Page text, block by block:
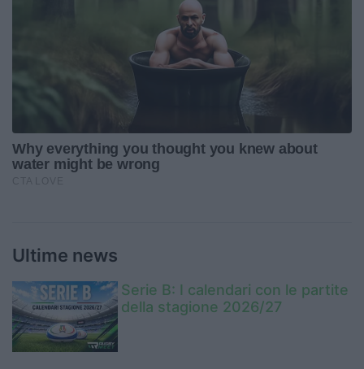
Ultime news
Serie B: I calendari con le partite
della stagione 2026/27